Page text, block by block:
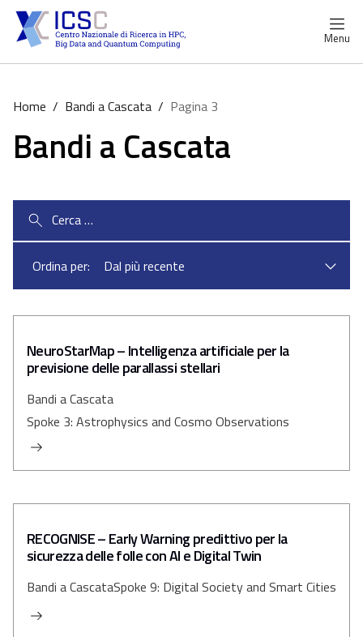
Menu
Home / Bandi a Cascata / Pagina 3
Bandi a Cascata
Ricerca
per:
Ordina per:
NeuroStarMap – Intelligenza artificiale per la
previsione delle parallassi stellari
Bandi a Cascata
Spoke 3: Astrophysics and Cosmo Observations
RECOGNISE – Early Warning predittivo per la
sicurezza delle folle con AI e Digital Twin
Bandi a CascataSpoke 9: Digital Society and Smart Cities